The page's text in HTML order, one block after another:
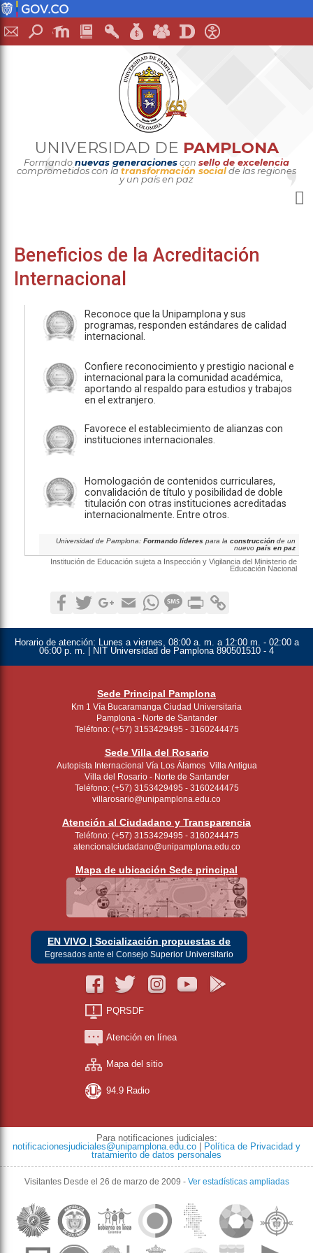
UNIVERSIDAD DE PAMPLONA
Formando nuevas generaciones con sello de excelencia
comprometidos con la transformación social de las regiones
y un país en paz
Beneficios de la Acreditación
Internacional
Reconoce que la Unipamplona y sus
programas, responden estándares de calidad
internacional.
Confiere reconocimiento y prestigio nacional e
internacional para la comunidad académica,
aportando al respaldo para estudios y trabajos
en el extranjero.
Favorece el establecimiento de alianzas con
instituciones internacionales.
Homologación de contenidos curriculares,
convalidación de título y posibilidad de doble
titulación con otras instituciones acreditadas
internacionalmente. Entre otros.
Universidad de Pamplona: Formando líderes para la construcción de un
nuevo país en paz
Institución de Educación sujeta a Inspección y Vigilancia del Ministerio de
Educación Nacional
FacebookTwitterGoogle+
EmailWhatsApp
SMS Print
Horario de atención: Lunes a viernes, 08:00 a. m. a 12:00 m. - 02:00 a
06:00 p. m. | NIT Universidad de Pamplona 890501510 - 4
Sede Principal Pamplona
Km 1 Vía Bucaramanga Ciudad Universitaria
Pamplona - Norte de Santander
Teléfono: (+57) 3153429495 - 3160244475
Sede Villa del Rosario
Autopista Internacional Vía Los Álamos Villa Antigua
Villa del Rosario - Norte de Santander
Teléfono: (+57) 3153429495 - 3160244475
villarosario@unipamplona.edu.co
Atención al Ciudadano y Transparencia
Teléfono: (+57) 3153429495 - 3160244475
atencionalciudadano@unipamplona.edu.co
Mapa de ubicación Sede principal
EN VIVO | Socialización propuestas de
Egresados ante el Consejo Superior Universitario
PQRSDF
Atención en línea
Mapa del sitio
94.9 Radio
Para notificaciones judiciales:
notificacionesjudiciales@unipamplona.edu.co
Política de Privacidad y
tratamiento de datos personales
Visitantes Desde el 26 de marzo de 2009 - Ver estadísticas ampliadas